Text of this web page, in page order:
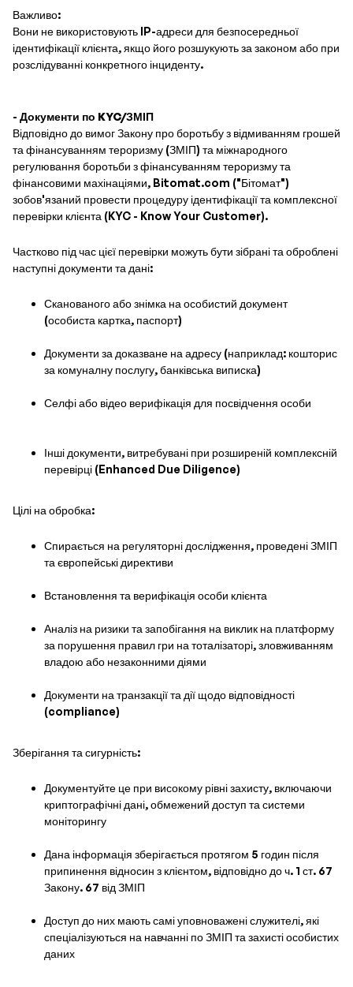
Важливо:
Вони не використовують IP-адреси для безпосередньої
ідентифікації клієнта, якщо його розшукують за законом або при
розслідуванні конкретного інциденту.
- Документи по KYC/ЗМІП
Відповідно до вимог Закону про боротьбу з відмиванням грошей
та фінансуванням тероризму (ЗМІП) та міжнародного
регулювання боротьби з фінансуванням тероризму та
фінансовими махінаціями, Bitomat.com ("Бітомат")
зобов'язаний провести процедуру ідентифікації та комплексної
перевірки клієнта (KYC - Know Your Customer).
Частково під час цієї перевірки можуть бути зібрані та оброблені
наступні документи та дані:
Сканованого або знімка на особистий документ
(особиста картка, паспорт)
Документи за доказване на адресу (наприклад: кошторис
за комуналну послугу, банківська виписка)
Селфі або відео верифікація для посвідчення особи
Інші документи, витребувані при розширеній комплексній
перевірці (Enhanced Due Diligence)
Цілі на обробка:
Спирається на регуляторні дослідження, проведені ЗМІП
та європейські директиви
Встановлення та верифікація особи клієнта
Аналіз на ризики та запобігання на виклик на платформу
за порушення правил гри на тоталізаторі, зловживанням
владою або незаконними діями
Документи на транзакції та дії щодо відповідності
(compliance)
Зберігання та сигурність:
Документуйте це при високому рівні захисту, включаючи
криптографічні дані, обмежений доступ та системи
моніторингу
Дана інформація зберігається протягом 5 годин після
припинення відносин з клієнтом, відповідно до ч. 1 ст. 67
Закону. 67 від ЗМІП
Доступ до них мають самі уповноважені служителі, які
спеціалізуються на навчанні по ЗМІП та захисті особистих
даних